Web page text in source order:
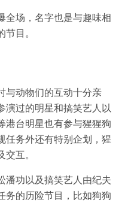
全场，名字也是与趣味相
目。
与动物们的互动十分亲
演过的明星和搞笑艺人以
港台明星也有参与猩猩狗
任务外还有特别企划，猩
互。
潘功以及搞笑艺人由纪夫
务的历险节目，比如狗狗